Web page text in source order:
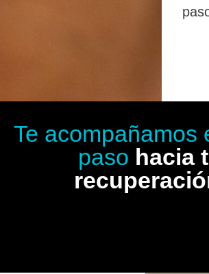
Te acompañamos
paso hacia